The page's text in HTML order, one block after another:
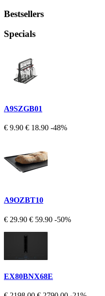
Bestsellers
Specials
A9SZGB01
€ 9.90 € 18.90 -48%
A9OZBT10
€ 29.90 € 59.90 -50%
EX80BNX68E